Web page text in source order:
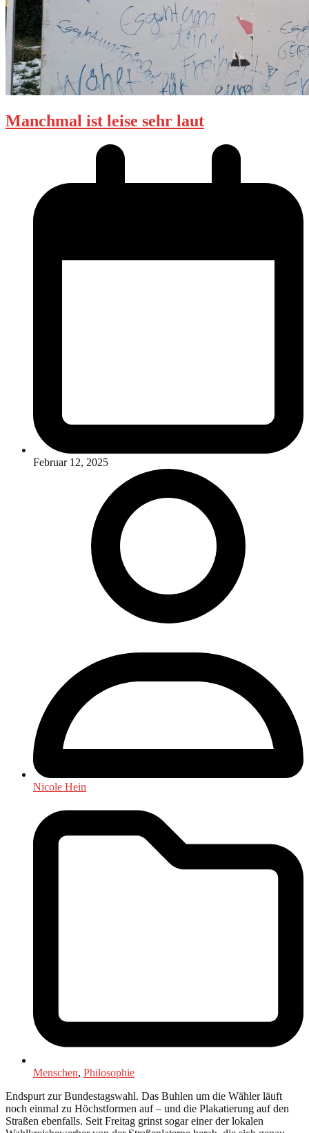
Manchmal ist leise sehr laut
Februar 12, 2025
Nicole Hein
Menschen, Philosophie
Endspurt zur Bundestagswahl. Das Buhlen um die Wähler läuft
noch einmal zu Höchstformen auf – und die Plakatierung auf den
Straßen ebenfalls. Seit Freitag grinst sogar einer der lokalen